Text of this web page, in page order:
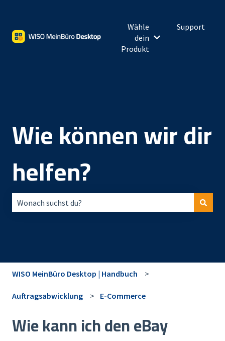
Wähle
dein
Produkt
Untermenü für
Support
Wie können wir dir
helfen?
WISO MeinBüro Desktop | Handbuch
Auftragsabwicklung E-Commerce
Wie kann ich den eBay